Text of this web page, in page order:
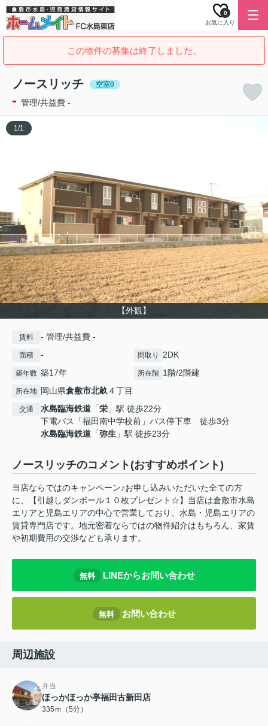
お気に入り
0
この物件の募集は終了しました。
ノースリッチ 空室0
- 管理/共益費 -
【外観】
1/1
賃料 - 管理/共益費 -
面積 - 間取り 2DK
築年数 築17年 所在階 1階/2階建
所在地 岡山県倉敷市北畝４丁目
交通 水島臨海鉄道 「栄 」駅 徒歩22分
下電バス「福田南中学校前」バス停下車 徒歩3分
水島臨海鉄道 「弥生 」駅 徒歩23分
ノースリッチのコメント(おすすめポイント)
当店ならではのキャンペーン♪お申し込みいただいた全ての方
に、【引越しダンボール１０枚プレゼント☆】当店は倉敷市水島
エリアと児島エリアの中心で営業しており、水島・児島エリアの
賃貸専門店です。地元密着ならではの物件紹介はもちろん、家賃
や初期費用の交渉なども承ります。
無料 LINEからお問い合わせ
無料 お問い合わせ
周辺施設
弁当
ほっかほっか亭福田古新田店
335ｍ（5分）